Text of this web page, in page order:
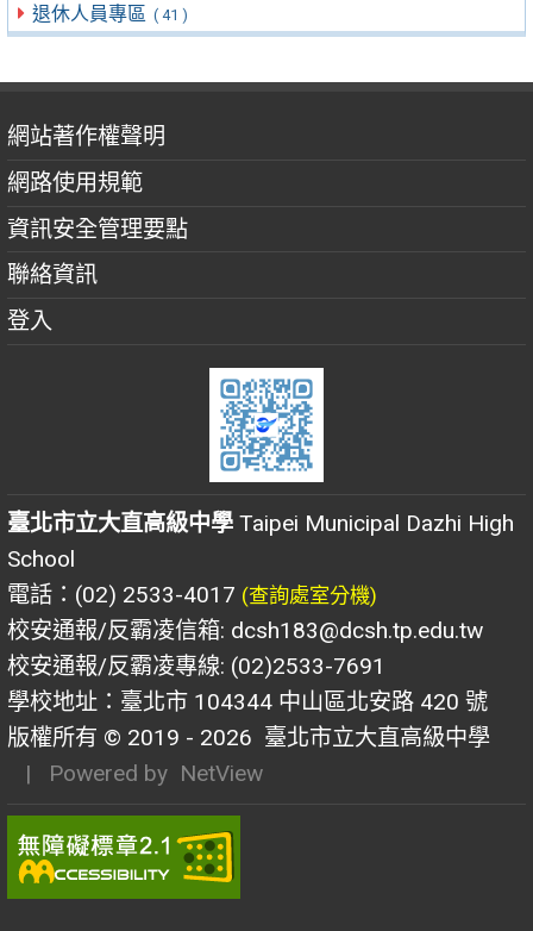
退休人員專區 ( 41 )
網站著作權聲明
網路使用規範
資訊安全管理要點
聯絡資訊
登入
臺北市立大直高級中學 Taipei Municipal Dazhi High
School
電話：(02) 2533-4017 (查詢處室分機)
校安通報/反霸凌信箱: dcsh183@dcsh.tp.edu.tw
校安通報/反霸凌專線: (02)2533-7691
學校地址：臺北市 104344 中山區北安路 420 號
版權所有 © 2019 - 2026 臺北市立大直高級中學
| Powered by NetView